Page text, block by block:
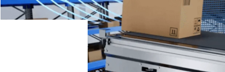
Maďarsko
Poľsko